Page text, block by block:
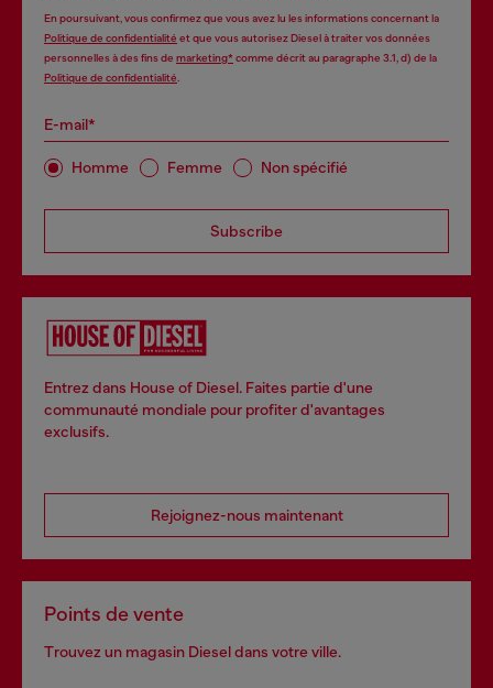
En poursuivant, vous confirmez que vous avez lu les informations concernant la
Politique de confidentialité et que vous autorisez Diesel à traiter vos données
personnelles à des fins de marketing*comme décrit au paragraphe 3.1, d) de la
Politique de confidentialité
E-mail*
Homme Femme Non spécifié
Subscribe
Entrez dans House of Diesel. Faites partie d'une
communauté mondiale pour profiter d'avantages
exclusifs.
Rejoignez-nous maintenant
Points de vente
Trouvez un magasin Diesel dans votre ville.